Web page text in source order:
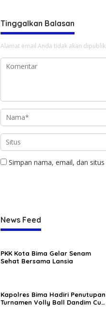
Tinggalkan Balasan
Alamat email Anda tidak akan
Simpan nama, email, dan
News Feed
PKK Kota Bima Gelar Senam
Sehat Bersama Lansia
Kapolres Bima Hadiri Penutupan
Turnamen Volly Ball Dandim Cup